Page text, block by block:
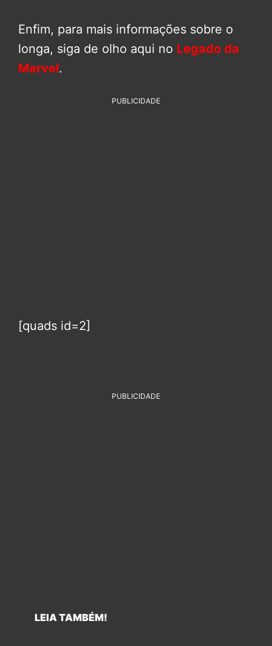
Enfim, para mais informações sobre o
longa, siga de olho aqui no Legado da
Marvel.
PUBLICIDADE
[quads id=2]
PUBLICIDADE
LEIA TAMBÉM!